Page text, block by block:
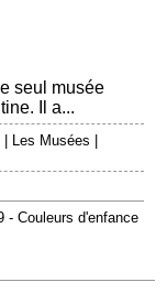
seul musée
Il a...
| Les Musées |
- Couleurs d'enfance